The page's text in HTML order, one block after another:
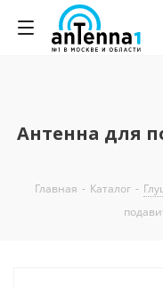
Антенна для
Главная - Каталог -